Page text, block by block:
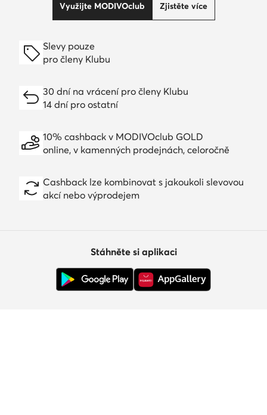
Využijte MODIVOclub Zjistěte více
Slevy pouze
pro členy Klubu
30 dní na vrácení pro členy Klubu
14 dní pro ostatní
10% cashback v MODIVOclub GOLD
online, v kamenných prodejnách, celoročně
Cashback lze kombinovat s jakoukoli slevovou
akcí nebo výprodejem
Stáhněte si aplikaci